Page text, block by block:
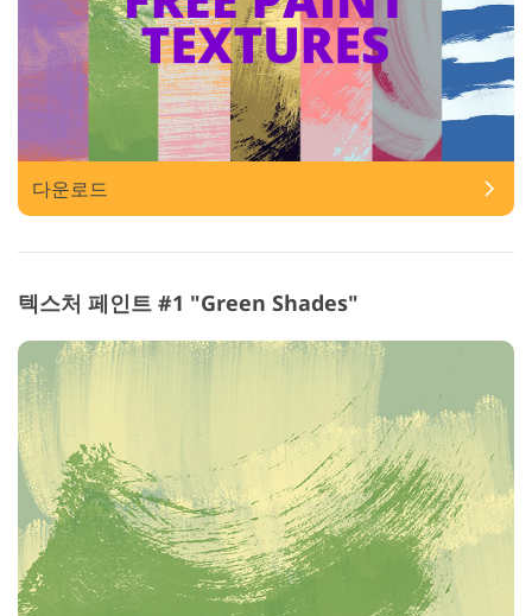
다운로드
텍스처 페인트 #1 "Green Shades"